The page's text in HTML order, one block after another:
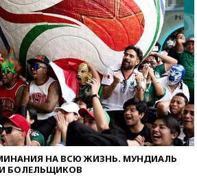
14:52Турция, Саудовская
Аравия и Пакистан
объединились в военный
альянс
14:39Экс-издатель Popcorn
Books получил условный срок
по делу о пропаганде ЛГБТ
14:34Минпромторг не
намерен сокращать перечень
товаров для параллельного
импорта
14:14Роспотребнадзор
НА ВСЮ ЖИЗНЬ. МУНДИАЛЬ
БОЛЕЛЬЩИКОВ